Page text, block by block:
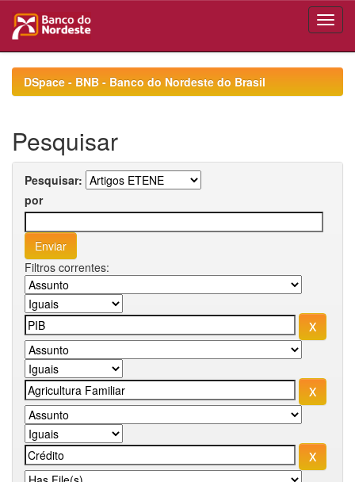
navigationDSpace - BNB - Banco do Nordeste do Brasil
Pesquisar
Pesquisar:
por
Filtros correntes: